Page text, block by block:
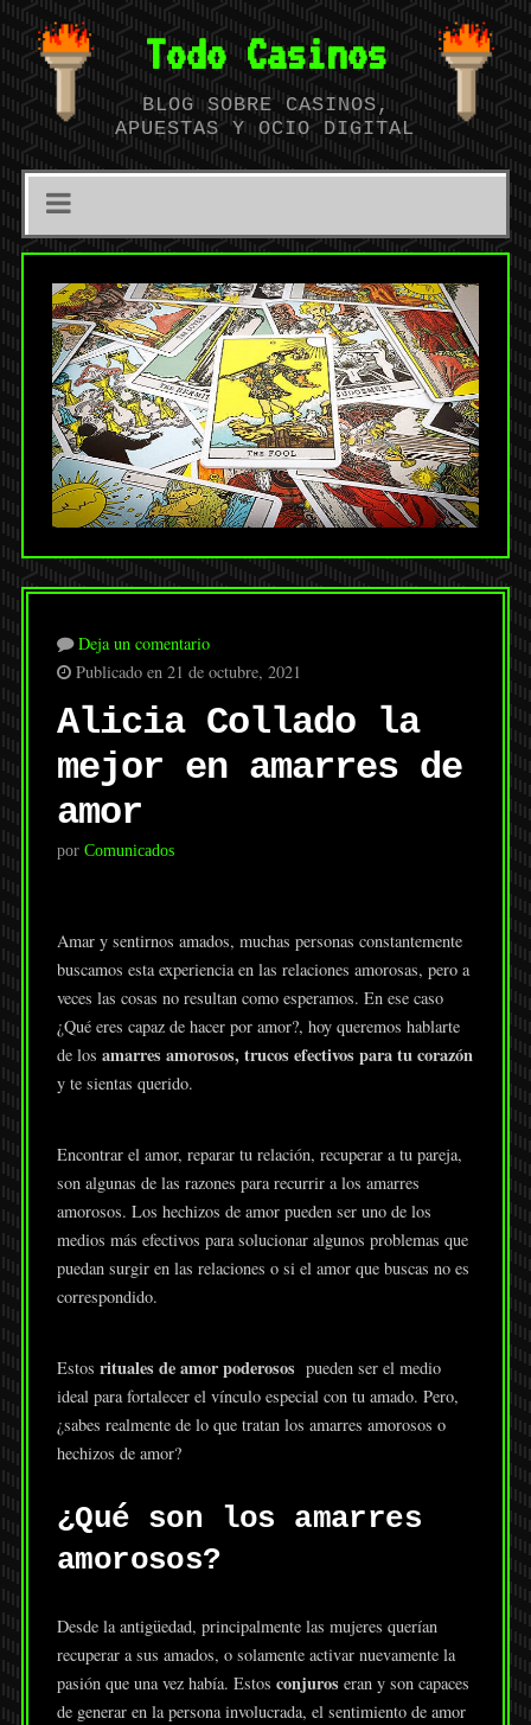
Todo Casinos
BLOG SOBRE CASINOS,
APUESTAS Y OCIO DIGITAL
Deja un comentario
Publicado en 21 de octubre, 2021
Alicia Collado la
mejor en amarres de
amor
por Comunicados
Amar y sentirnos amados, muchas personas constantemente
buscamos esta experiencia en las relaciones amorosas, pero a
veces las cosas no resultan como esperamos. En ese caso
¿Qué eres capaz de hacer por amor?, hoy queremos hablarte
de los amarres amorosos, trucos efectivos para tu corazón
y te sientas querido.
Encontrar el amor, reparar tu relación, recuperar a tu pareja,
son algunas de las razones para recurrir a los amarres
amorosos. Los hechizos de amor pueden ser uno de los
medios más efectivos para solucionar algunos problemas que
puedan surgir en las relaciones o si el amor que buscas no es
correspondido.
Estos rituales de amor poderosos pueden ser el medio
ideal para fortalecer el vínculo especial con tu amado. Pero,
¿sabes realmente de lo que tratan los amarres amorosos o
hechizos de amor?
¿Qué son los amarres
amorosos?
Desde la antigüedad, principalmente las mujeres querían
recuperar a sus amados, o solamente activar nuevamente la
pasión que una vez había. Estos conjuros eran y son capaces
de generar en la persona involucrada, el sentimiento de amor